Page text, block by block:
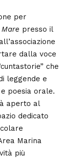
per
presso il
dalla voce
che
leggende e
poesia orale.
aperto al
dedicato
Marina
più